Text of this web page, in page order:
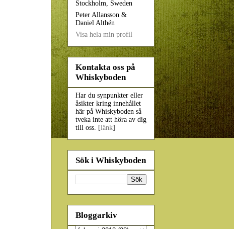
Stockholm, Sweden
Peter Allansson &
Daniel Althén
Visa hela min profil
Kontakta oss på
Whiskyboden
Har du synpunkter eller
åsikter kring innehållet
här på Whiskyboden så
tveka inte att höra av dig
till oss. [länk]
Sök i Whiskyboden
Bloggarkiv